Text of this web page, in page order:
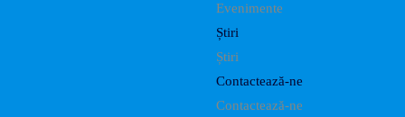
Evenimente
Știri
Știri
Contactează-ne
Contactează-ne